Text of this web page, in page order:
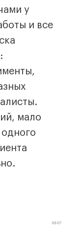
у
и все
мало